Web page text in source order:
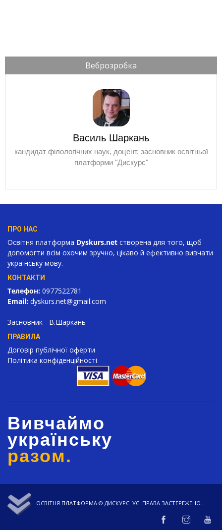
Веброзробка
Василь Шаркань
кандидат філологічних наук, доцент, засновник освітньої
платформи "Дискурс"
ПРО НАС
Освітня платформа Dyskurs.net створена для того, щоб
допомогти всім охочим зручно, цікаво й ефективно вивчати
українську мову.
КОНТАКТИ
Телефон: 0977522781
Email: dyskurs.net@gmail.com
Засновник - В.Шаркань
ПРАВИЛА
Договір публічної оферти
Політика конфіденційності
Вивчаймо
українську
разом.
ОСВІТНЯ ПЛАТФОРМА © ДИСКУРС. УСІ ПРАВА ЗАСТЕРЕЖЕНО.